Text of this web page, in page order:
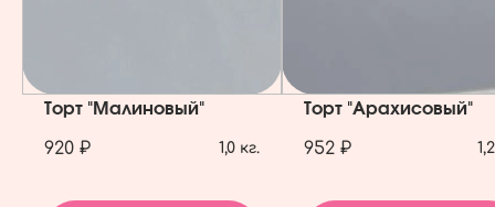
Торт "Малиновый"
920 ₽ 1,0 кг.
Торт "Арахисовый"
952 ₽